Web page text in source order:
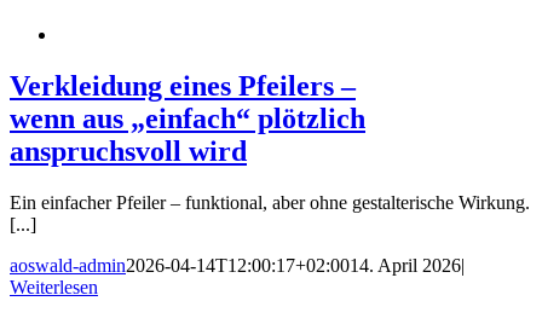
Verkleidung eines Pfeilers –
wenn aus „einfach“ plötzlich
anspruchsvoll wird
Ein einfacher Pfeiler – funktional, aber ohne gestalterische Wirkung.
[...]
aoswald-admin2026-04-14T12:00:17+02:0014. April 2026|
Weiterlesen